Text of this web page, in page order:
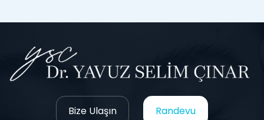
Bize Ulaşın Randevu